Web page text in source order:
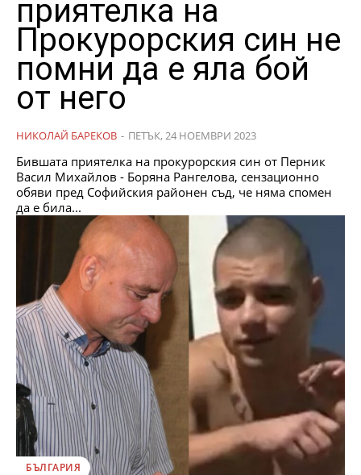
приятелка на
Прокурорския син не
помни да е яла бой
от него
НИКОЛАЙ БАРЕКОВ - ПЕТЪК, 24 НОЕМВРИ 2023
Бившата приятелка на прокурорския син от Перник
Васил Михайлов - Боряна Рангелова, сензационно
обяви пред Софийския районен съд, че няма спомен
да е била...
БЪЛГАРИЯ